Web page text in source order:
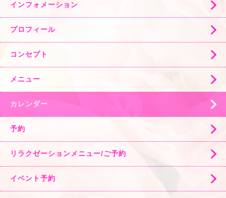
インフォメーション
プロフィール
コンセプト
メニュー
カレンダー
予約
リラクゼーションメニュー/ご予約
イベント予約